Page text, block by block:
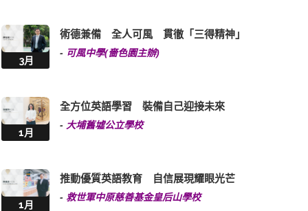
3月
術德兼備 全人可風 貫徹「三得精神」
- 可風中學(嗇色園主辦)
1月
全方位英語學習 裝備自己迎接未來
- 大埔舊墟公立學校
1月
推動優質英語教育 自信展現耀眼光芒
- 救世軍中原慈善基金皇后山學校